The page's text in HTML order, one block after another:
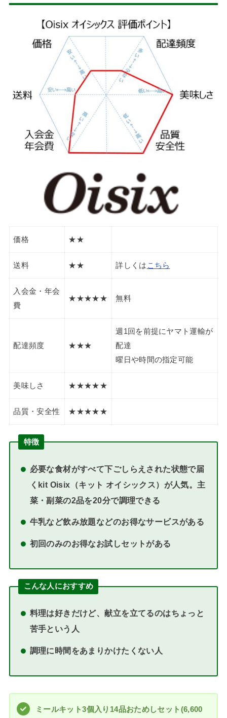
価格 ★★
送料 ★★ 詳しくは こちら
入会金・年会
費
★★★★★ 無料
配達頻度 ★★★
週1回を前提にヤマト運輸が
配達
曜日や時間の指定可能
美味しさ ★★★★★
品質・安全性 ★★★★★
特徴
必要な食材がすべて下ごしらえされた状態で届
くkit Oisix（キット オイシックス）が人気。主
菜・副菜の2品を20分で調理できる
牛乳など飲み放題などのお得なサービスがある
初回のみのお得なお試しセットがある
こんな人におすすめ
料理は好きだけど、献立を立てるのはちょっと
苦手という人
調理に時間をあまりかけたくない人
ミールキット3個入り14品おためしセット(6,600